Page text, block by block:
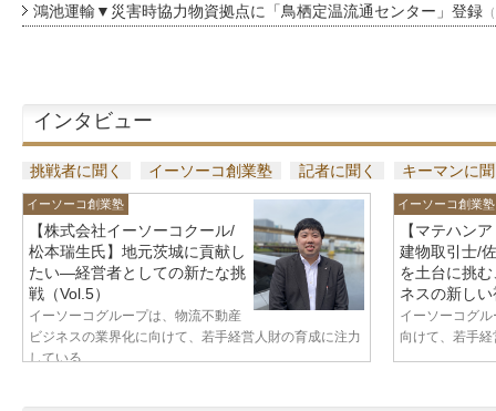
鴻池運輸▼災害時協力物資拠点に「鳥栖定温流通センター」登録
インタビュー
挑戦者に聞く イーソーコ創業塾 記者に聞く キーマンに
イーソーコ創業塾
【株式会社イーソーコクール/
松本瑞生氏】地元茨城に貢献し
たい—経営者としての新たな挑
戦（Vol.5）
イーソーコグループは、物流不動産
ビジネスの業界化に向けて、若手経営人財の育成に注力
している...
イーソーコ創業塾
【マテハン
建物取引士/
を土台に挑
ネスの新し
イーソーコグ
向けて、若手